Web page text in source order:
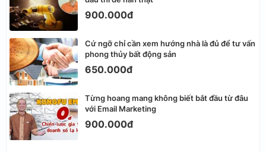
900.000đ
Cứ ngỡ chỉ cần xem hướng nhà là đủ để tư vấn
phong thủy bất động sản
650.000đ
Từng hoang mang không biết bắt đầu từ đâu
với Email Marketing
900.000đ